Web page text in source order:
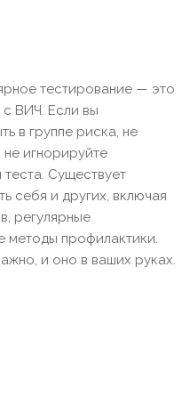
тестирование — это
ВИЧ. Если вы
в группе риска, не
не игнорируйте
Существует
себя и других, включая
регулярные
методы профилактики.
и оно в ваших руках.